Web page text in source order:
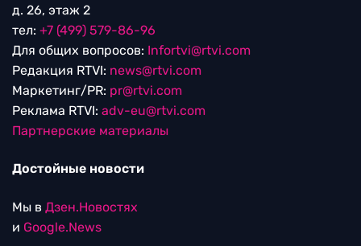
д. 26, этаж 2
тел: +7 (499) 579-86-96
Для общих вопросов: Infortvi@rtvi.com
Редакция RTVI: news@rtvi.com
Маркетинг/PR: pr@rtvi.com
Реклама RTVI: adv-eu@rtvi.com
Партнерские материалы
Достойные новости
Мы в Дзен.Новостях
и Google.News